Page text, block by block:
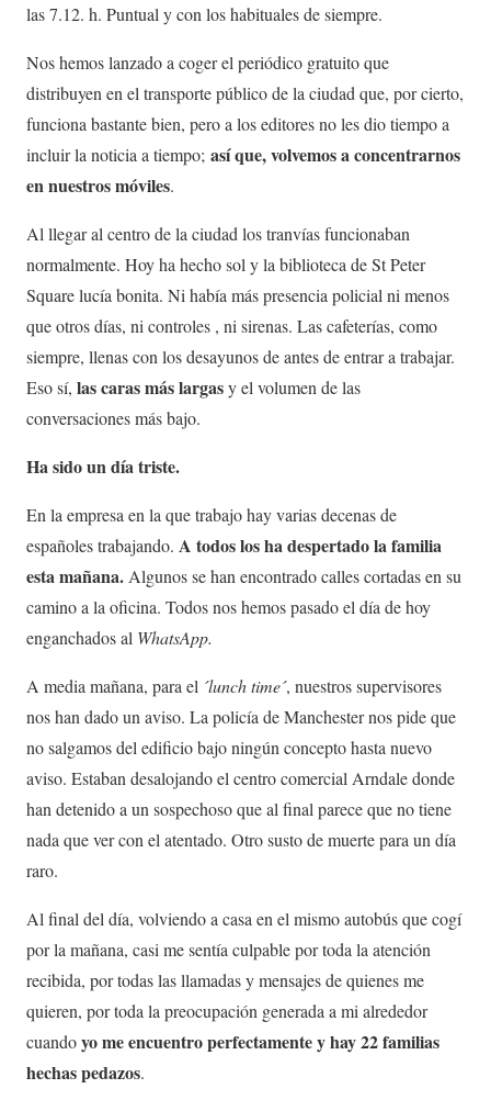
las 7.12. h. Puntual y con los habituales de siempre.
Nos hemos lanzado a coger el periódico gratuito que
distribuyen en el transporte público de la ciudad que, por cierto,
funciona bastante bien, pero a los editores no les dio tiempo a
incluir la noticia a tiempo; así que, volvemos a concentrarnos
en nuestros móviles.
Al llegar al centro de la ciudad los tranvías funcionaban
normalmente. Hoy ha hecho sol y la biblioteca de St Peter
Square lucía bonita. Ni había más presencia policial ni menos
que otros días, ni controles , ni sirenas. Las cafeterías, como
siempre, llenas con los desayunos de antes de entrar a trabajar.
Eso sí, las caras más largasy el volumen de las
conversaciones más bajo.
Ha sido un día triste.
En la empresa en la que trabajo hay varias decenas de
españoles trabajando. A todos los ha despertado la familia
esta mañana. Algunos se han encontrado calles cortadas en su
camino a la oficina. Todos nos hemos pasado el día de hoy
enganchados al WhatsApp.
A media mañana, para el ´lunch time´, nuestros supervisores
nos han dado un aviso. La policía de Manchester nos pide que
no salgamos del edificio bajo ningún concepto hasta nuevo
aviso. Estaban desalojando el centro comercial Arndale donde
han detenido a un sospechoso que al final parece que no tiene
nada que ver con el atentado. Otro susto de muerte para un día
raro.
Al final del día, volviendo a casa en el mismo autobús que cogí
por la mañana, casi me sentía culpable por toda la atención
recibida, por todas las llamadas y mensajes de quienes me
quieren, por toda la preocupación generada a mi alrededor
cuandoyo me encuentro perfectamente y hay 22 familias
hechas pedazos.